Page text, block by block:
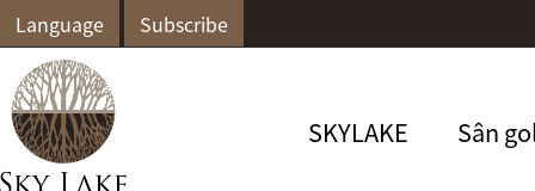
Language Subscribe
SKYLAKE Sân